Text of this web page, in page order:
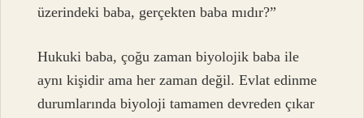
üzerindeki baba, gerçekten baba mıdır?”
Hukuki baba, çoğu zaman biyolojik baba ile
aynı kişidir ama her zaman değil. Evlat edinme
durumlarında biyoloji tamamen devreden çıkar